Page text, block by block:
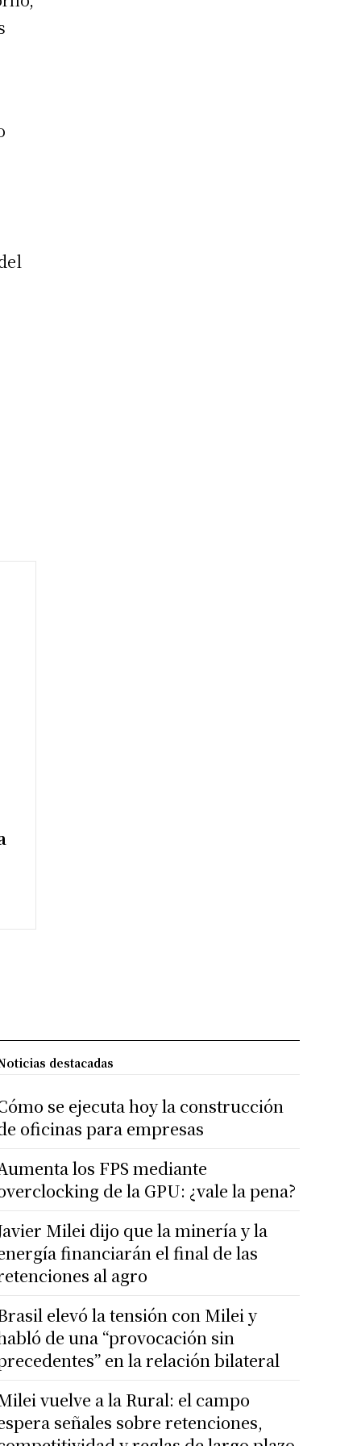
destacadas
se ejecuta hoy la construcción
oficinas para empresas
los FPS mediante
de la GPU: ¿vale la pena?
Milei dijo que la minería y la
financiarán el final de las
al agro
elevó la tensión con Milei y
de una “provocación sin
en la relación bilateral
vuelve a la Rural: el campo
señales sobre retenciones,